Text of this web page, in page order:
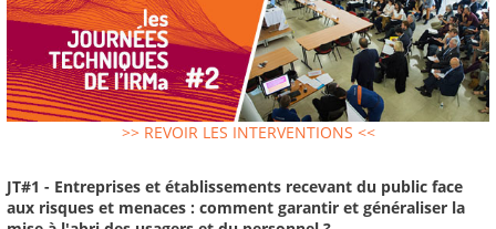
>> REVOIR LES INTERVENTIONS <<
JT#1 - Entreprises et établissements recevant du public face
aux risques et menaces : comment garantir et généraliser la